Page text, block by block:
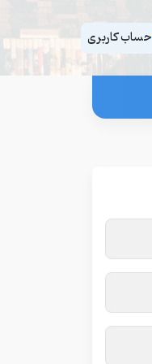
حساب کاربری